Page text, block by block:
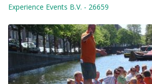
Experience Events B.V. - 26659